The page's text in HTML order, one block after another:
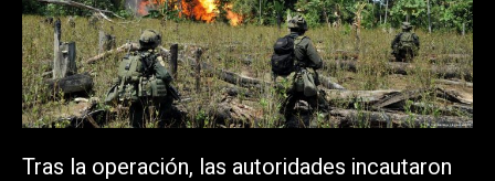
Tras la operación, las autoridades incautaron